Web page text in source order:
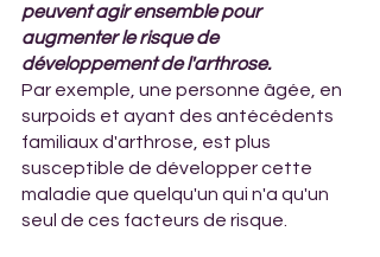
peuvent agir ensemble pour
augmenter le risque de
développement de l'arthrose.
Par exemple, une personne âgée, en
surpoids et ayant des antécédents
familiaux d'arthrose, est plus
susceptible de développer cette
maladie que quelqu'un qui n'a qu'un
seul de ces facteurs de risque.